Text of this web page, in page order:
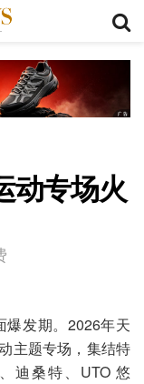
动专场火
爆发期。2026年天
主题专场，集结特
迪桑特、UTO 悠